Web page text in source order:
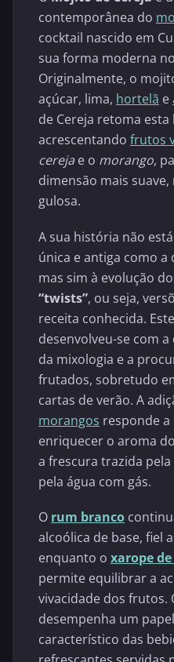
contemporânea do
cocktail nascido em
sua forma moderna
Originalmente, o
açúcar, lima, hortelã e
de Cereja retoma
acrescentando frutos
cereja e o morango,
dimensão mais
gulosa.
A sua história não
única e antiga como
mas sim à evolução
“twists”, ou seja,
receita conhecida.
desenvolveu-se com
da mixologia e a
frutados, sobretudo
cartas de verão. A
morangos responde a
enriquecer o aroma
a frescura trazida
pela água com gás.
O rum branco
alcoólica de base, fiel
enquanto o xarope
permite equilibrar a
vivacidade dos frutos.
desempenha um
característico das